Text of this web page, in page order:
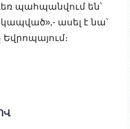
պահպանվում են՝
ասել է նա՝